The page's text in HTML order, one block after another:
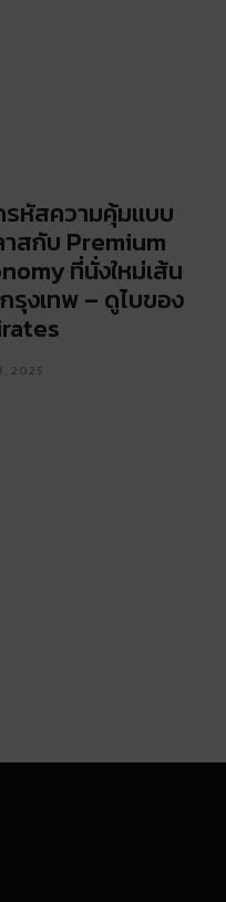
หัสความคุ้มแบบ
สกับ Premium
ที่นั่งใหม่เส้น
รุงเทพ – ดูไบของ
2025